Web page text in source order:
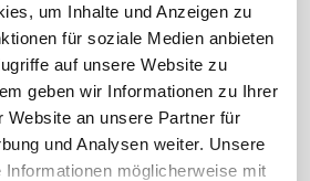
um Inhalte und Anzeigen zu
für soziale Medien anbieten
auf unsere Website zu
geben wir Informationen zu Ihrer
Website an unsere Partner für
und Analysen weiter. Unsere
Informationen möglicherweise mit
Schulungsberatung
Themen
Betriebsrat gründen